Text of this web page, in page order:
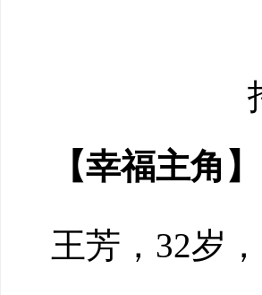
【幸福主角】
王芳，32岁